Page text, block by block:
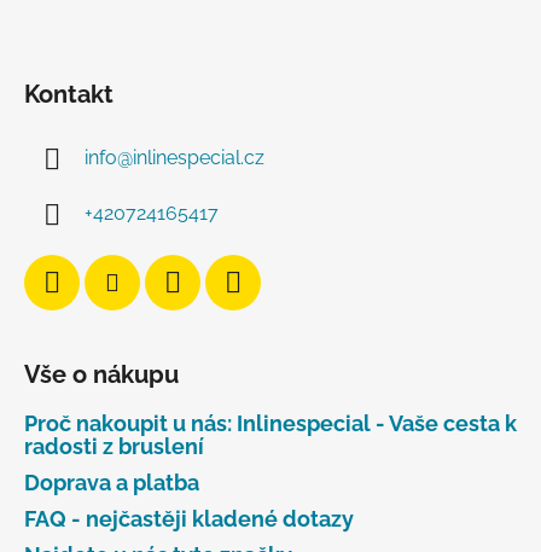
Kontakt
info@inlinespecial.cz
+420724165417
Vše o nákupu
Proč nakoupit u nás: Inlinespecial - Vaše cesta k
radosti z bruslení
Doprava a platba
FAQ - nejčastěji kladené dotazy